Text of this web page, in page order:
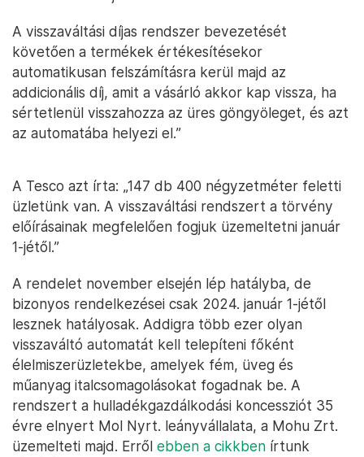
A visszaváltási díjas rendszer bevezetését
követően a termékek értékesítésekor
automatikusan felszámításra kerül majd az
addicionális díj, amit a vásárló akkor kap vissza, ha
sértetlenül visszahozza az üres göngyöleget, és azt
az automatába helyezi el.”
A Tesco azt írta: „147 db 400 négyzetméter feletti
üzletünk van. A visszaváltási rendszert a törvény
előírásainak megfelelően fogjuk üzemeltetni január
1-jétől.”
A rendelet november elsején lép hatályba, de
bizonyos rendelkezései csak 2024. január 1-jétől
lesznek hatályosak. Addigra több ezer olyan
visszaváltó automatát kell telepíteni főként
élelmiszerüzletekbe, amelyek fém, üveg és
műanyag italcsomagolásokat fogadnak be. A
rendszert a hulladékgazdálkodási koncessziót 35
évre elnyert Mol Nyrt. leányvállalata, a Mohu Zrt.
üzemelteti majd. Erről ebben a cikkben írtunk